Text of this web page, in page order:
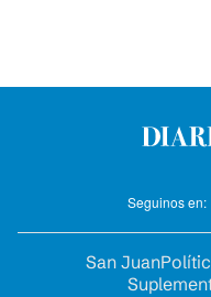
Seguinos en:
San Juan